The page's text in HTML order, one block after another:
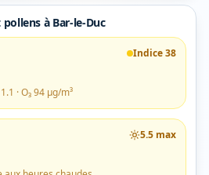
pollens à Bar-le-Duc
Indice38
1.1 · O₃94 µg/m³
5.5 max